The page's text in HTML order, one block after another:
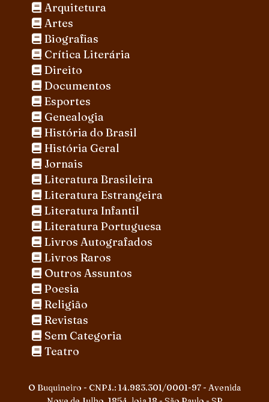
Arquitetura
Artes
Biografias
Crítica Literária
Direito
Documentos
Esportes
Genealogia
História do Brasil
História Geral
Jornais
Literatura Brasileira
Literatura Estrangeira
Literatura Infantil
Literatura Portuguesa
Livros Autografados
Livros Raros
Outros Assuntos
Poesia
Religião
Revistas
Sem Categoria
Teatro
O Buquineiro - CNPJ.: 14.983.301/0001-97 - Avenida